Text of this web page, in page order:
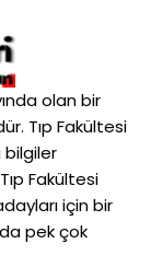
olan bir
Tıp Fakültesi
bilgiler
Fakültesi
için bir
pek çok